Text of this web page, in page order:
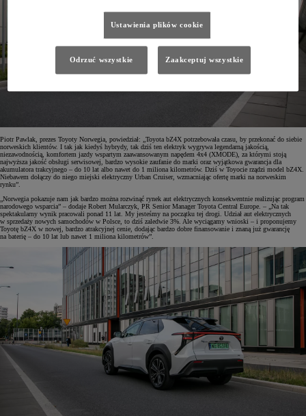
Piotr Pawlak, prezes Toyoty Norwegia, powiedział: „Toyota bZ4X potrzebowała czasu, by przekonać do siebie
norweskich klientów. I tak jak kiedyś hybrydy, tak dziś ten elektryk wygrywa legendarną jakością,
niezawodnością, komfortem jazdy wspartym zaawansowanym napędem 4x4 (XMODE), za którymi stoją
najwyższa jakość obsługi serwisowej, bardzo wysokie zaufanie do marki oraz wyjątkowa gwarancja dla
akumulatora trakcyjnego – do 10 lat albo nawet do 1 miliona kilometrów. Dziś w Toyocie rządzi model bZ4X.
Niebawem dołączy do niego miejski elektryczny Urban Cruiser, wzmacniając ofertę marki na norweskim
rynku”.
„Norwegia pokazuje nam jak bardzo można rozwinąć rynek aut elektrycznych konsekwentnie realizując program
narodowego wsparcia” – dodaje Robert Mularczyk, PR Senior Manager Toyota Central Europe. – „Na tak
spektakularny wynik pracowali ponad 11 lat. My jesteśmy na początku tej drogi. Udział aut elektrycznych
w sprzedaży nowych samochodów w Polsce, to dziś zaledwie 3%. Ale wyciągamy wnioski – i proponujemy
Toyotę bZ4X w nowej, bardzo atrakcyjnej cenie, dodając bardzo dobre finansowanie i znaną już gwarancję
na baterię – do 10 lat lub nawet 1 miliona kilometrów”.
Ustawienia plików cookie
Odrzuć wszystkie Zaakceptuj wszystkie